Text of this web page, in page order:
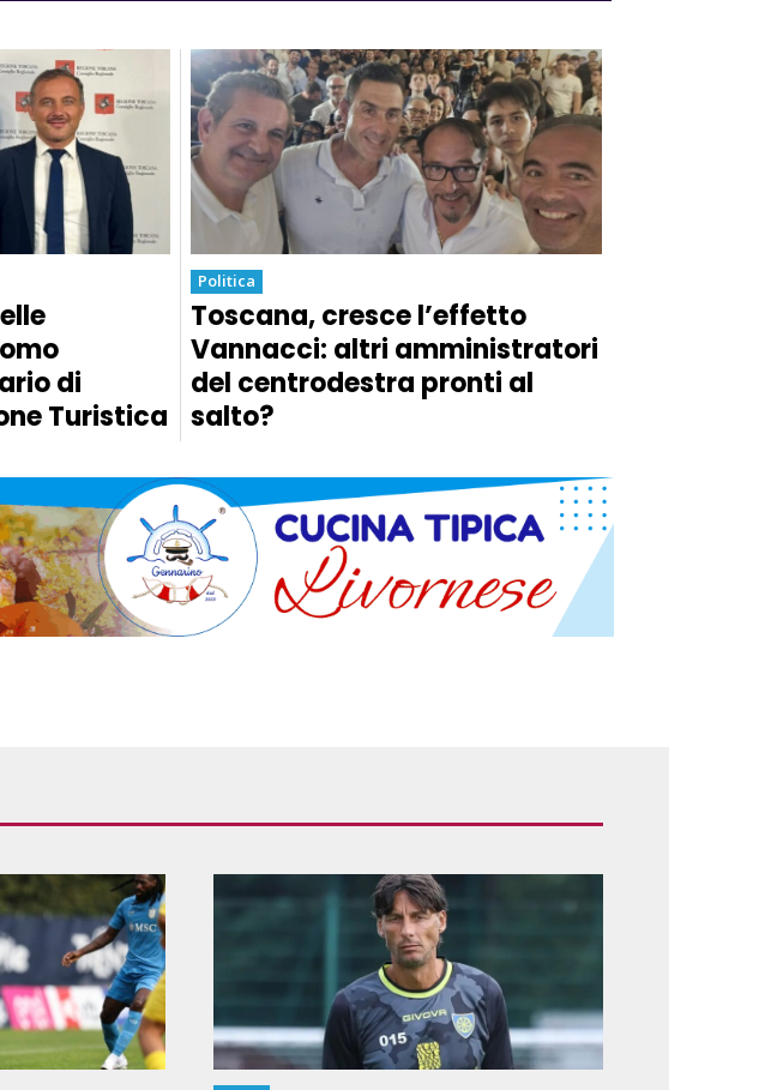
di
Turistica
Politica
Toscana, cresce l’effetto
Vannacci: altri amministratori
del centrodestra pronti al
salto?